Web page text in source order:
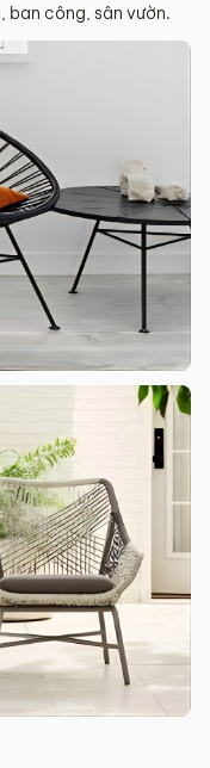
ban công, sân vườn.